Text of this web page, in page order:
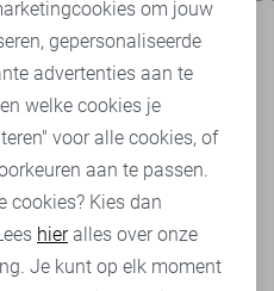
om jouw
gepersonaliseerde
advertenties aan te
welke cookies je
voor alle cookies, of
aan te passen.
cookies? Kies dan
hieralles over onze
Je kunt op elk moment